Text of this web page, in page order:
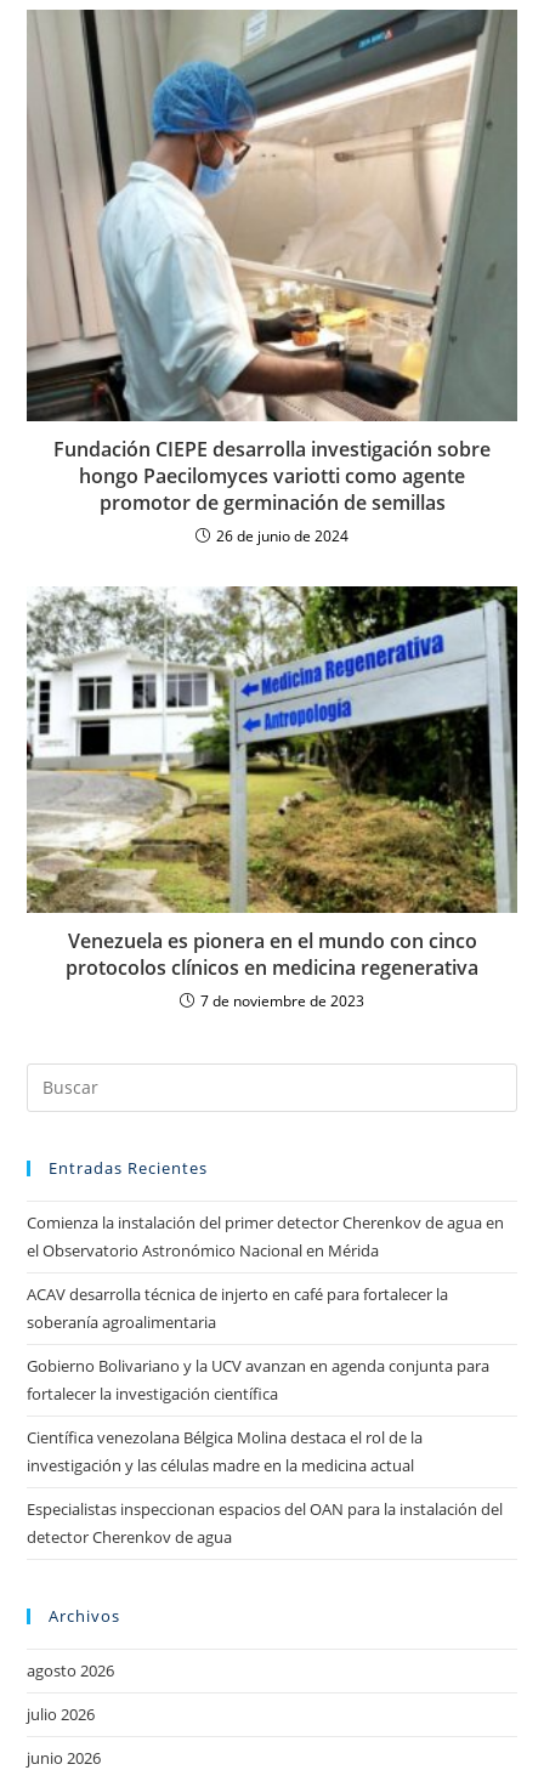
Fundación CIEPE desarrolla investigación sobre
hongo Paecilomyces variotti como agente
promotor de germinación de semillas
26 de junio de 2024
Venezuela es pionera en el mundo con cinco
protocolos clínicos en medicina regenerativa
7 de noviembre de 2023
Entradas Recientes
Comienza la instalación del primer detector Cherenkov de agua en
el Observatorio Astronómico Nacional en Mérida
ACAV desarrolla técnica de injerto en café para fortalecer la
soberanía agroalimentaria
Gobierno Bolivariano y la UCV avanzan en agenda conjunta para
fortalecer la investigación científica
Científica venezolana Bélgica Molina destaca el rol de la
investigación y las células madre en la medicina actual
Especialistas inspeccionan espacios del OAN para la instalación del
detector Cherenkov de agua
Archivos
agosto 2026
julio 2026
junio 2026